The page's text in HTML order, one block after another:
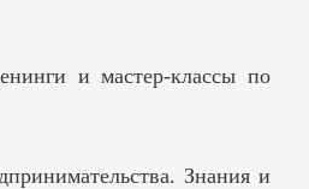
и мастер-классы по
Знания и